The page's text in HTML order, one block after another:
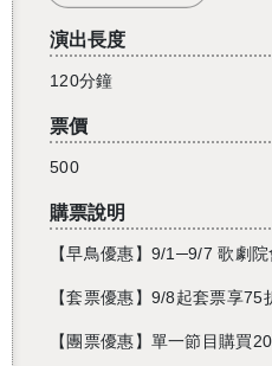
演出長度
120分鐘
票價
500
購票說明
【早鳥優惠】9/1─9/7 歌劇
【套票優惠】9/8起套票享
【團票優惠】單一節目購買